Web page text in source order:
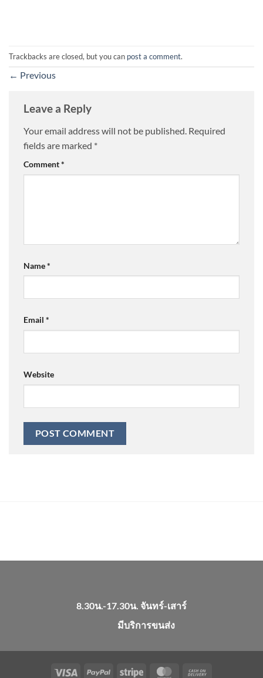
Trackbacks are closed, but you can post a comment.
← Previous
Leave a Reply
Your email address will not be published. Required
fields are marked *
Comment*
Name*
Email *
Website
8.30น.-17.30น. จันทร์-เสาร์
มีบริการขนส่ง
Visa PayPal Stripe MasterCard